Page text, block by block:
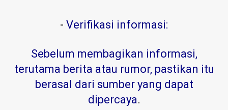
- Verifikasi informasi:
Sebelum membagikan informasi,
terutama berita atau rumor, pastikan itu
berasal dari sumber yang dapat
dipercaya.